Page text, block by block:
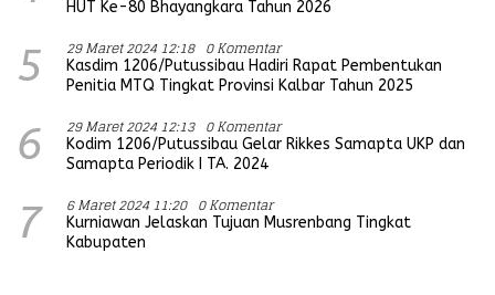
HUT Ke-80 Bhayangkara Tahun 2026
5 29 Maret 2024 12:18 0 Komentar
Kasdim 1206/Putussibau Hadiri Rapat Pembentukan
Penitia MTQ Tingkat Provinsi Kalbar Tahun 2025
6 29 Maret 2024 12:13 0 Komentar
Kodim 1206/Putussibau Gelar Rikkes Samapta UKP dan
Samapta Periodik I TA. 2024
7 6 Maret 2024 11:20 0 Komentar
Kurniawan Jelaskan Tujuan Musrenbang Tingkat
Kabupaten